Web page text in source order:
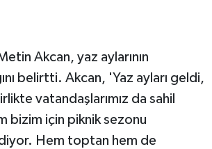
Akcan, yaz aylarının
belirtti. Akcan, 'Yaz ayları geldi,
vatandaşlarımız da sahil
bizim için piknik sezonu
Hem toptan hem de